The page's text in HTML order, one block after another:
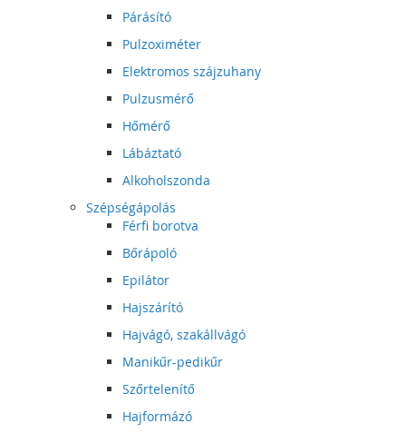
Párásító
Pulzoximéter
Elektromos szájzuhany
Pulzusmérő
Hőmérő
Lábáztató
Alkoholszonda
Szépségápolás
Férfi borotva
Bőrápoló
Epilátor
Hajszárító
Hajvágó, szakállvágó
Manikűr-pedikűr
Szőrtelenítő
Hajformázó